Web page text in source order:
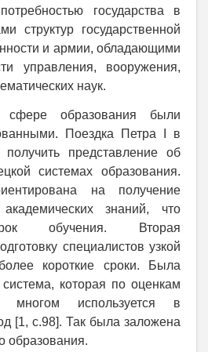
государства в
структур государственной
и армии, обладающими
управления, вооружения,
наук.
образования были
Поездка Петра
в
представление об
системах образования.
на получение
знаний, что
обучения. Вторая
специалистов узкой
короткие сроки. Была
которая по оценкам
многом используется в
[1, с.98]. Так была заложена
образования.